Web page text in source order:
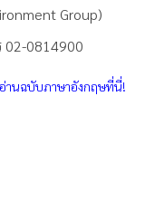
Group)
02-0814900
อ่านฉบับภาษาอังกฤษที่นี่!